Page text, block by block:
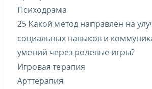
Психодрама
25 Какой метод направлен на
социальных навыков и
умений через ролевые игры?
Игровая терапия
Арттерапия